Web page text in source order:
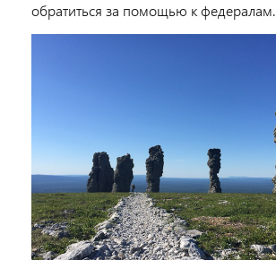
обратиться за помощью к федералам.